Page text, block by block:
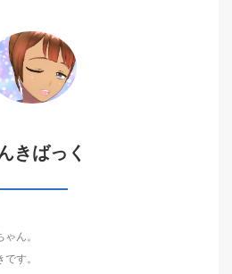
きばっく
ん。
す。